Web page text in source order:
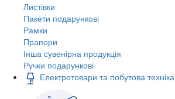
Листівки
Пакети подарункові
Рамки
Прапори
Інша сувенірна продукція
Ручки подарункові
Електротовари та побутова техніка